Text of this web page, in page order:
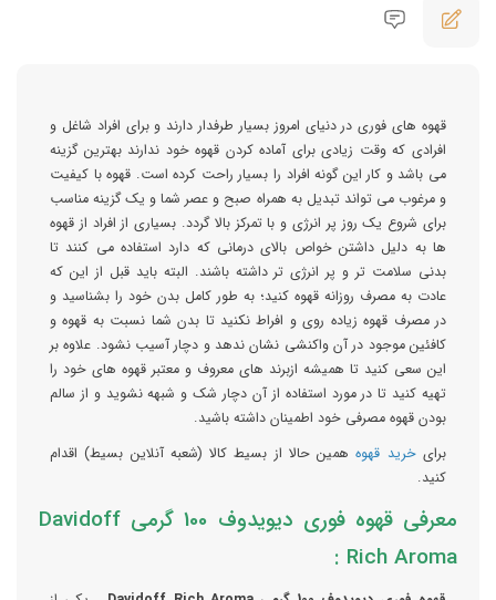
قهوه های فوری در دنیای امروز بسیار طرفدار دارند و برای افراد شاغل و
افرادی که وقت زیادی برای آماده کردن قهوه خود ندارند بهترین گزینه
می باشد و کار این گونه افراد را بسیار راحت کرده است. قهوه با کیفیت
و مرغوب می تواند تبدیل به همراه صبح و عصر شما و یک گزینه مناسب
برای شروع یک روز پر انرژی و با تمرکز بالا گردد. بسیاری از افراد از قهوه
ها به دلیل داشتن خواص بالای درمانی که دارد استفاده می کنند تا
بدنی سلامت تر و پر انرژی تر داشته باشند. البته باید قبل از این که
عادت به مصرف روزانه قهوه کنید؛ به طور کامل بدن خود را بشناسید و
در مصرف قهوه زیاده روی و افراط نکنید تا بدن شما نسبت به قهوه و
کافئین موجود در آن واکنشی نشان ندهد و دچار آسیب نشود. علاوه بر
این سعی کنید تا همیشه ازبرند های معروف و معتبر قهوه های خود را
تهیه کنید تا در مورد استفاده از آن دچار شک و شبهه نشوید و از سالم
بودن قهوه مصرفی خود اطمینان داشته باشید.
برایخرید قهوههمین حالا از بسیط کالا (شعبه آنلاین بسیط) اقدام
کنید.
معرفی قهوه فوری دیویدوف 100 گرمی Davidoff
Rich Aroma :